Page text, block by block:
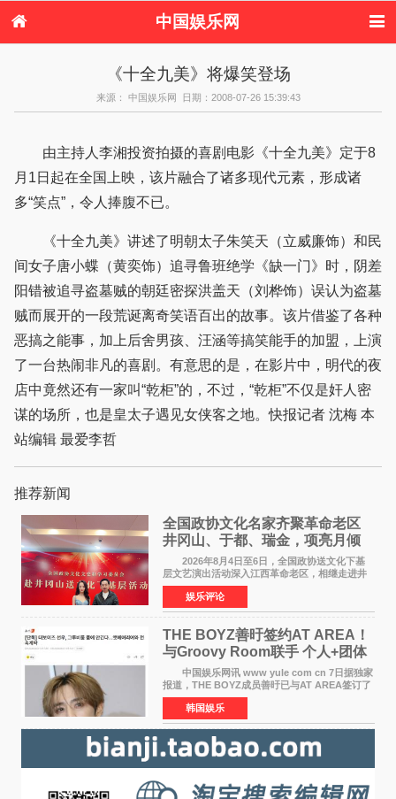
中国娱乐网
日本娱乐 韩国娱乐
音乐新闻 影视新闻
内地明星八卦
八卦
《十全九美》将爆笑登场
来源： 中国娱乐网 日期：2008-07-26 15:39:43
由主持人李湘投资拍摄的喜剧电影《十全九美》定于8
月1日起在全国上映，该片融合了诸多现代元素，形成诸
多“笑点”，令人捧腹不已。
《十全九美》讲述了明朝太子朱笑天（立威廉饰）和民
间女子唐小蝶（黄奕饰）追寻鲁班绝学《缺一门》时，阴差
阳错被追寻盗墓贼的朝廷密探洪盖天（刘桦饰）误认为盗墓
贼而展开的一段荒诞离奇笑语百出的故事。该片借鉴了各种
恶搞之能事，加上后舍男孩、汪涵等搞笑能手的加盟，上演
了一台热闹非凡的喜剧。有意思的是，在影片中，明代的夜
店中竟然还有一家叫“乾柜”的，不过，“乾柜”不仅是奸人密
谋的场所，也是皇太子遇见女侠客之地。快报记者 沈梅 本
站编辑 最爱李哲
推荐新闻
全国政协文化名家齐聚革命老区
井冈山、于都、瑞金，项亮月倾
情献唱《桃花谣》致敬红色沃土
2026年8月4日至6日，全国政协送文化下基
层文艺演出活动深入江西革命老区，相继走进井
冈山、于都长征出发地、瑞金三地。由全国政协
文化文史和学习委员会副主任、甘肃省政协原主
席欧阳坚率团，一
娱乐评论
THE BOYZ善旴签约AT AREA！
与Groovy Room联手 个人+团体
活动并行
中国娱乐网讯 www yule com cn 7日据独家
报道，THE BOYZ成员善旴已与AT AREA签订了
专属合约。AT AREA是由知名制作人组合
Groovy Room创立的hip-hop厂牌，旗下拥有多
位实力派音乐人，在韩
韩国娱乐